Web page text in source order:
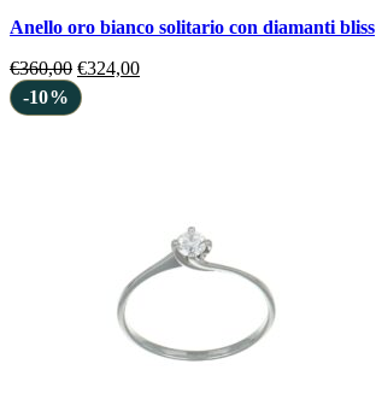
anello oro bianco solitario con diamanti bliss
€360,00 €324,00
-10%